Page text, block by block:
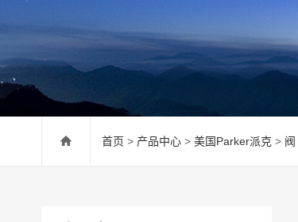
首页 > 产品中心 > 美国Parker派克 > 阀